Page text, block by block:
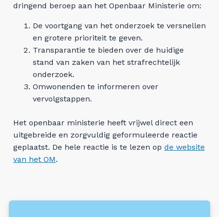
massaschadeclaim
Informatie over de aangifte
Over ons
Veelgestelde vragen
Tata Steel livestream
Nieuwsbrief
dringend beroep aan het Openbaar Ministerie om:
De voortgang van het onderzoek te versnellen
en grotere prioriteit te geven.
Transparantie te bieden over de huidige
stand van zaken van het strafrechtelijk
onderzoek.
Omwonenden te informeren over
vervolgstappen.
Het openbaar ministerie heeft vrijwel direct een
uitgebreide en zorgvuldig geformuleerde reactie
geplaatst. De hele reactie is te lezen op de website
van het OM.